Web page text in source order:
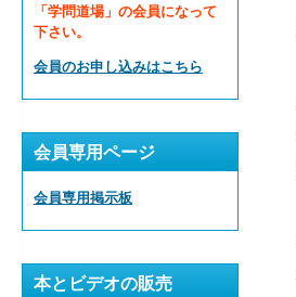
「学問道場」の会員になって
下さい。
会員のお申し込みはこちら
会員専用ページ
会員専用掲示板
本とビデオの販売